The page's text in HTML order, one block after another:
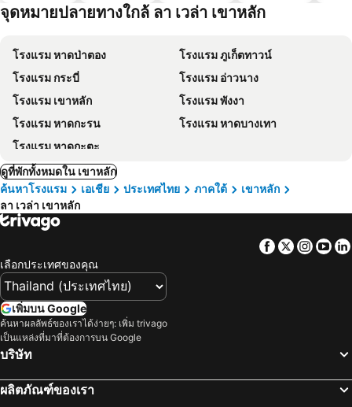
จุดหมายปลายทางใกล้ ลา เวล่า เขาหลัก
โรงแรม หาดป่าตอง
โรงแรม ภูเก็ตทาวน์
โรงแรม กระบี่
โรงแรม อ่าวนาง
โรงแรม เขาหลัก
โรงแรม พังงา
โรงแรม หาดกะรน
โรงแรม หาดบางเทา
โรงแรม หาดกะตะ
ดูที่พักทั้งหมดใน เขาหลัก
ค้นหาโรงแรม
เอเชีย ประเทศไทย ภาคใต้
เขาหลัก
ลา เวล่า เขาหลัก
Facebook
Twitter
เลือกประเทศของคุณ
เพิ่มบน Google
ค้นหาผลลัพธ์ของเราได้ง่ายๆ: เพิ่ม trivago
เป็นแหล่งที่มาที่ต้องการบน Google
บริษัท
ผลิตภัณฑ์ของเรา